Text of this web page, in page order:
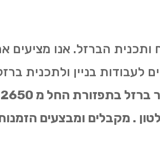
הברזל. אנו מציעים
לעבודות בניין ולתכנית